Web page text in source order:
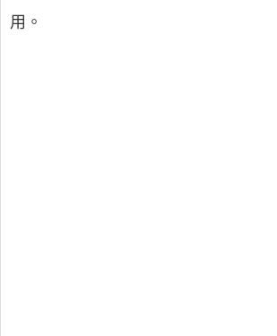
用。